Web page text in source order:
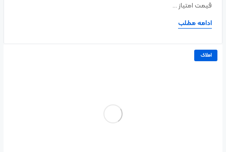
قیمت امتیاز ...
ادامه مطلب
املاک